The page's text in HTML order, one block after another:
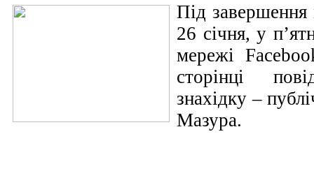
Під завершення
26 січня, у
мережі
сторінці
знахідку –
Мазура.